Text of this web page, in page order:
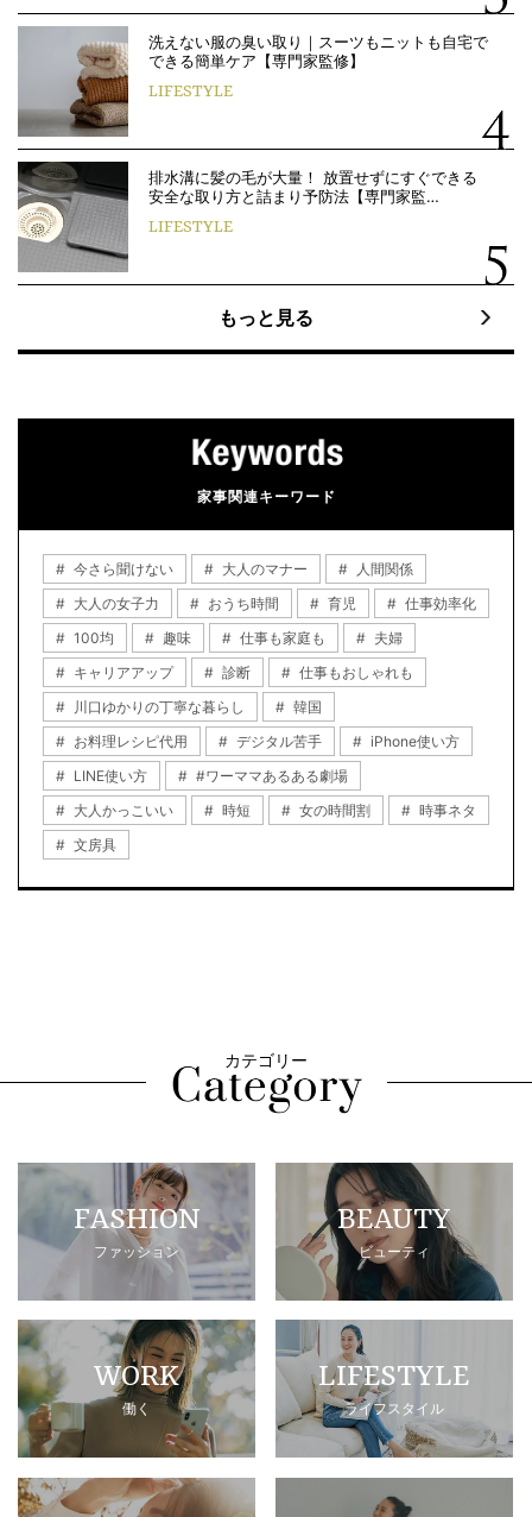
洗えない服の臭い取り｜スーツもニットも自宅で
できる簡単ケア【専門家監修】
LIFESTYLE
排水溝に髪の毛が大量！ 放置せずにすぐできる
安全な取り方と詰まり予防法【専門家監…
LIFESTYLE
もっと見る
家事関連キーワード
今さら聞けない 大人のマナー
人間関係
大人の女子力
おうち時間 育児
仕事効率化
100均
趣味 仕事も家庭も
夫婦
キャリアアップ
診断
仕事もおしゃれも
川口ゆかりの丁寧な暮らし
韓国
お料理レシピ代用
デジタル苦手
iPhone使い方
LINE使い方
#ワーママあるある劇場
大人かっこいい
時短 女の時間割
時事ネタ
文房具
カテゴリー
FASHION
ファッション
BEAUTY
ビューティ
WORK
働く
LIFESTYLE
ライフスタイル